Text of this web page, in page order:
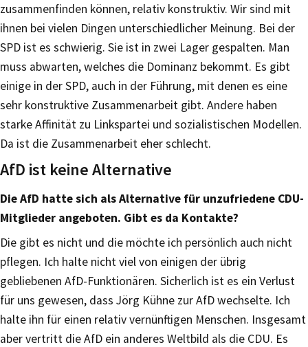
zusammenfinden können, relativ konstruktiv. Wir sind mit
ihnen bei vielen Dingen unterschiedlicher Meinung. Bei der
SPD ist es schwierig. Sie ist in zwei Lager gespalten. Man
muss abwarten, welches die Dominanz bekommt. Es gibt
einige in der SPD, auch in der Führung, mit denen es eine
sehr konstruktive Zusammenarbeit gibt. Andere haben
starke Affinität zu Linkspartei und sozialistischen Modellen.
Da ist die Zusammenarbeit eher schlecht.
AfD ist keine Alternative
Die AfD hatte sich als Alternative für unzufriedene CDU-
Mitglieder angeboten. Gibt es da Kontakte?
Die gibt es nicht und die möchte ich persönlich auch nicht
pflegen. Ich halte nicht viel von einigen der übrig
gebliebenen AfD-Funktionären. Sicherlich ist es ein Verlust
für uns gewesen, dass Jörg Kühne zur AfD wechselte. Ich
halte ihn für einen relativ vernünftigen Menschen. Insgesamt
aber vertritt die AfD ein anderes Weltbild als die CDU. Es